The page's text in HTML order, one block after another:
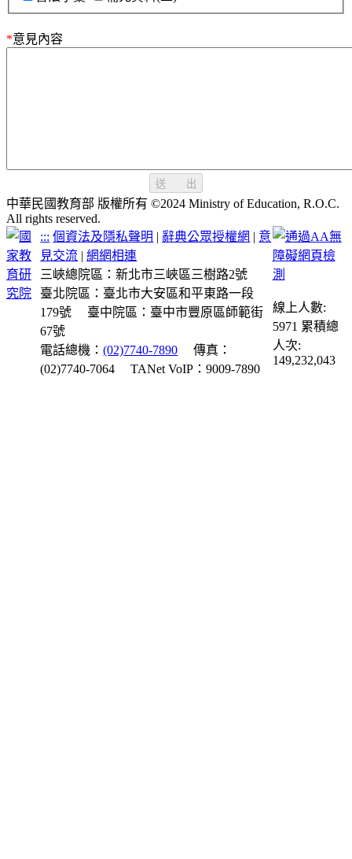
*意見內容
送 出
中華民國教育部 版權所有 ©2024 Ministry of Education, R.O.C.
All rights reserved.
::: 個資法及隱私聲明 | 辭典公眾授權網 | 意
見交流 |網網相連
三峽總院區：新北市三峽區三樹路2號
臺北院區：臺北市大安區和平東路一段
179號
臺中院區：臺中市豐原區師範街
67號
電話總機：(02)7740-7890
傳真：
(02)7740-7064
TANet VoIP：9009-7890
線上人數:
5971 累積總
人次:
149,232,043